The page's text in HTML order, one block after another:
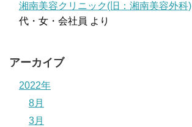
湘南美容クリニック(旧：湘南美容外科)
代・女・会社員 より
アーカイブ
2022年
8月
3月